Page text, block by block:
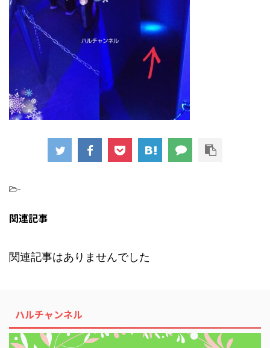
-
関連記事
関連記事はありませんでした
ハルチャンネル